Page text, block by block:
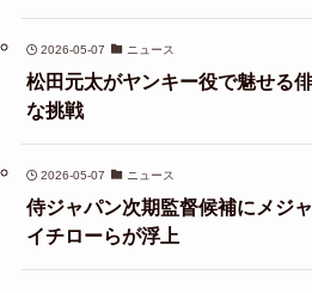
2026-05-07 ニュース
松田元太がヤンキー役で魅せる
な挑戦
2026-05-07 ニュース
侍ジャパン次期監督候補にメジ
イチローらが浮上